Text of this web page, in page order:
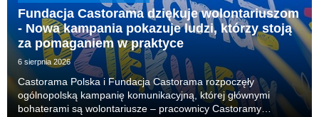
Fundacja Castorama dziękuje wolontariuszom
- Nowa kampania pokazuje ludzi, którzy stoją
za pomaganiem w praktyce
6 sierpnia 2026
Castorama Polska i Fundacja Castorama rozpoczęły
ogólnopolską kampanię komunikacyjną, której głównymi
bohaterami są wolontariusze – pracownicy Castoramy